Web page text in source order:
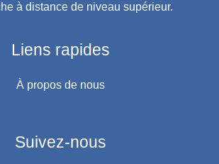
à distance de niveau supérieur.
Liens rapides
À propos de nous
Suivez-nous